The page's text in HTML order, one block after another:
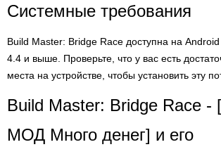
Системные требования
Build Master: Bridge Race доступна на Android
4.4 и выше. Проверьте, что у вас есть
места на устройстве, чтобы установить эту
Build Master: Bridge Race -
МОД Много денег] и его